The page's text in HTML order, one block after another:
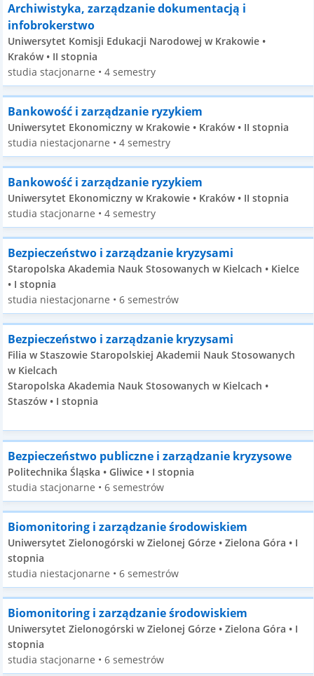
Archiwistyka, zarządzanie dokumentacją i
infobrokerstwo
Uniwersytet Komisji Edukacji Narodowej w Krakowie •
Kraków • II stopnia
studia stacjonarne • 4 semestry
Bankowość i zarządzanie ryzykiem
Uniwersytet Ekonomiczny w Krakowie • Kraków • II stopnia
studia niestacjonarne • 4 semestry
Bankowość i zarządzanie ryzykiem
Uniwersytet Ekonomiczny w Krakowie • Kraków • II stopnia
studia stacjonarne • 4 semestry
Bezpieczeństwo i zarządzanie kryzysami
Staropolska Akademia Nauk Stosowanych w Kielcach • Kielce
• I stopnia
studia niestacjonarne • 6 semestrów
Bezpieczeństwo i zarządzanie kryzysami
Filia w Staszowie Staropolskiej Akademii Nauk Stosowanych
w Kielcach
Staropolska Akademia Nauk Stosowanych w Kielcach •
Staszów • I stopnia
Bezpieczeństwo publiczne i zarządzanie kryzysowe
Politechnika Śląska • Gliwice • I stopnia
studia stacjonarne • 6 semestrów
Biomonitoring i zarządzanie środowiskiem
Uniwersytet Zielonogórski w Zielonej Górze • Zielona Góra • I
stopnia
studia niestacjonarne • 6 semestrów
Biomonitoring i zarządzanie środowiskiem
Uniwersytet Zielonogórski w Zielonej Górze • Zielona Góra • I
stopnia
studia stacjonarne • 6 semestrów